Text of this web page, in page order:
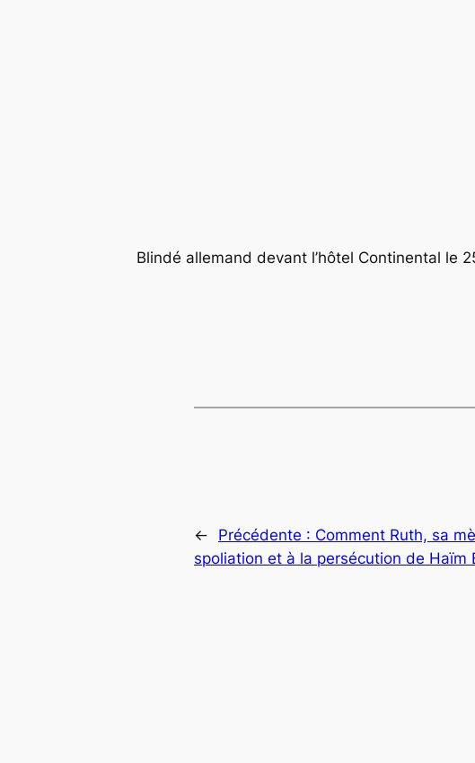
Blindé allemand devant l’hôtel Continental le
← Précédente : Comment Ruth, sa
spoliation et à la persécution de Haïm